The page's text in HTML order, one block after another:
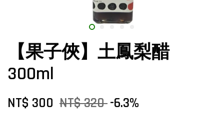
【果子俠】土鳳梨醋
300ml
NT$ 300 NT$ 320-6.3%